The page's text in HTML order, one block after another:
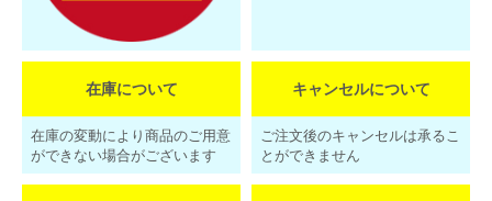
在庫について
在庫の変動により商品のご用意
ができない場合がございます
キャンセルについて
ご注文後のキャンセルは承るこ
とができません